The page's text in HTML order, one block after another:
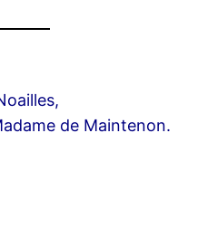
de Maintenon.